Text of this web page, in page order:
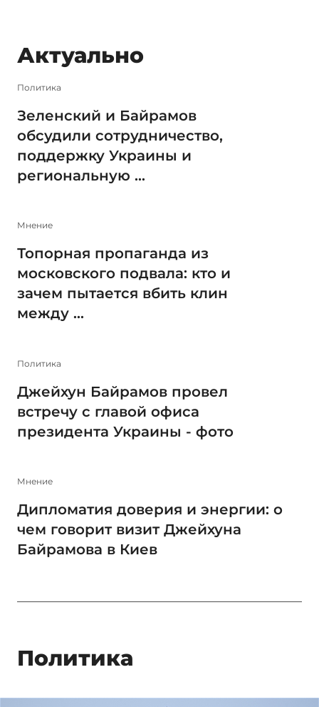
Актуально
Политика
Зеленский и Байрамов
обсудили сотрудничество,
поддержку Украины и
региональную ...
Мнение
Топорная пропаганда из
московского подвала: кто и
зачем пытается вбить клин
между ...
Политика
Джейхун Байрамов провел
встречу с главой офиса
президента Украины - фото
Мнение
Дипломатия доверия и энергии: о
чем говорит визит Джейхуна
Байрамова в Киев
Политика